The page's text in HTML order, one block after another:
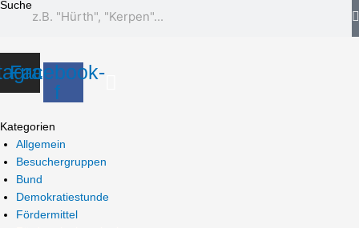
Suche
Facebook-
f
Kategorien
Allgemein
Besuchergruppen
Bund
Demokratiestunde
Fördermittel